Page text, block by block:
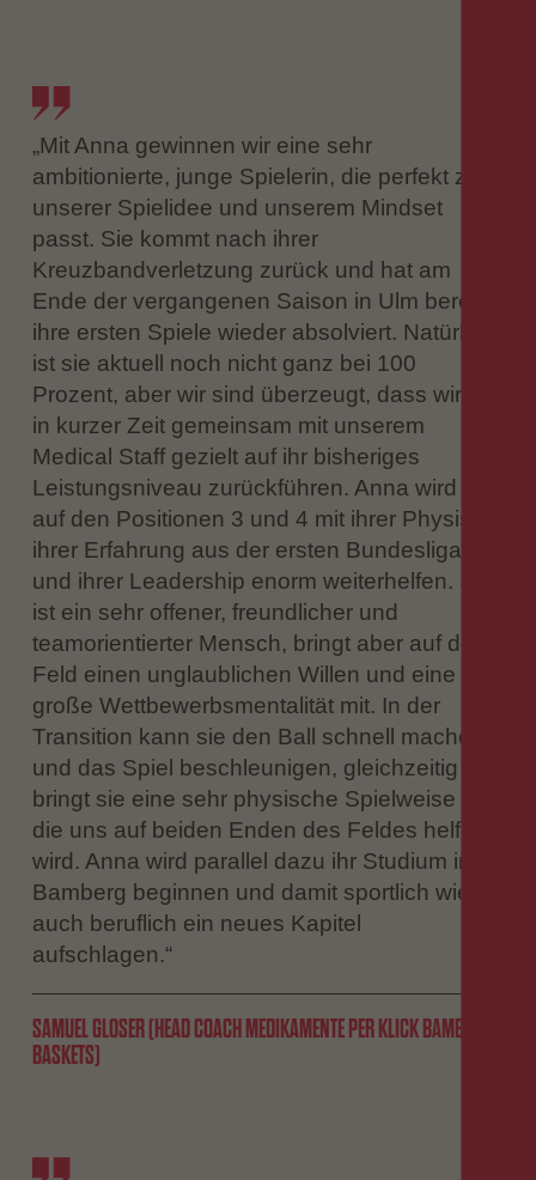
„Mit Anna gewinnen wir eine sehr
ambitionierte, junge Spielerin, die perfekt zu
unserer Spielidee und unserem Mindset
passt. Sie kommt nach ihrer
Kreuzbandverletzung zurück und hat am
Ende der vergangenen Saison in Ulm bereits
ihre ersten Spiele wieder absolviert. Natürlich
ist sie aktuell noch nicht ganz bei 100
Prozent, aber wir sind überzeugt, dass wir sie
in kurzer Zeit gemeinsam mit unserem
Medical Staff gezielt auf ihr bisheriges
Leistungsniveau zurückführen. Anna wird uns
auf den Positionen 3 und 4 mit ihrer Physis,
ihrer Erfahrung aus der ersten Bundesliga
und ihrer Leadership enorm weiterhelfen. Sie
ist ein sehr offener, freundlicher und
teamorientierter Mensch, bringt aber auf dem
Feld einen unglaublichen Willen und eine
große Wettbewerbsmentalität mit. In der
Transition kann sie den Ball schnell machen
und das Spiel beschleunigen, gleichzeitig
bringt sie eine sehr physische Spielweise mit,
die uns auf beiden Enden des Feldes helfen
wird. Anna wird parallel dazu ihr Studium in
Bamberg beginnen und damit sportlich wie
auch beruflich ein neues Kapitel
aufschlagen.“
SAMUEL GLOSER (HEAD COACH MEDIKAMENTE PER KLICK BAMBERG
BASKETS)